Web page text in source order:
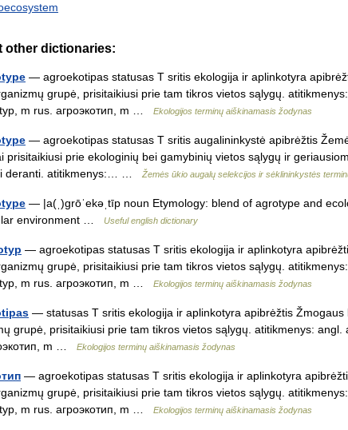
other dictionaries:
— agroekotipas statusas T sritis ekologija ir aplinkotyra
grupė, prisitaikiusi prie tam tikros vietos sąlygų.
m rus. aгроэкотип, m …
Ekologijos terminų aiškinamasis žodynas
— agroekotipas statusas T sritis augalininkystė apibrėžtis
prisitaikiusi prie ekologinių bei gamybinių vietos sąlygų ir
deranti. atitikmenys:… …
Žemės ūkio augalų selekcijos ir sėklininkystės
— |a(ˌ)grōˈekəˌtīp noun Etymology: blend of agrotype and
environment …
Useful english dictionary
— agroekotipas statusas T sritis ekologija ir aplinkotyra
grupė, prisitaikiusi prie tam tikros vietos sąlygų.
m rus. aгроэкотип, m …
Ekologijos terminų aiškinamasis žodynas
— statusas T sritis ekologija ir aplinkotyra apibrėžtis Žmogaus
grupė, prisitaikiusi prie tam tikros vietos sąlygų. atitikmenys: angl.
m …
Ekologijos terminų aiškinamasis žodynas
— agroekotipas statusas T sritis ekologija ir aplinkotyra
grupė, prisitaikiusi prie tam tikros vietos sąlygų.
m rus. aгроэкотип, m …
Ekologijos terminų aiškinamasis žodynas